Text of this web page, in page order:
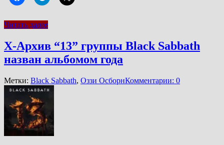
Читать далее
Х-Архив “13” группы Black Sabbath
назван альбомом года
Метки: Black Sabbath, Оззи ОсборнКомментарии: 0